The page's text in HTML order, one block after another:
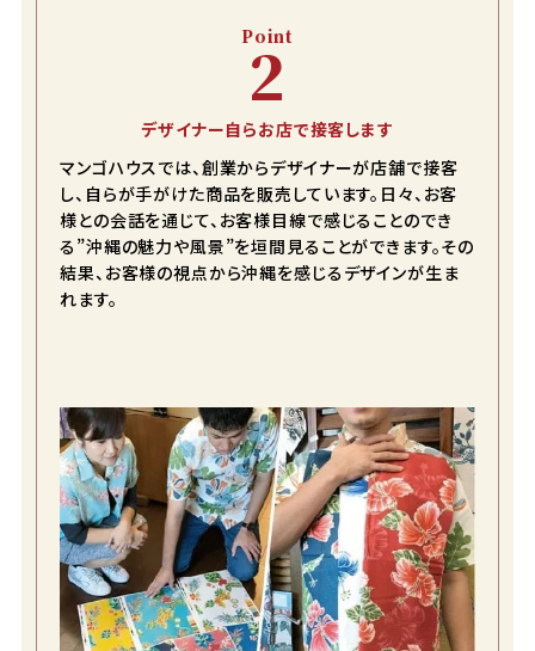
13,090 カートに入れる
在庫数 1
ターコイズブルー
S
カートに入れる
L
¥11,990
在庫数3
カートに入れる
LL
¥ 11,990
在庫数 3
カートに入れる
3L
¥11,990
在庫数2
カートに入れる
Point
2
デザイナー自らお店で接客します
マンゴハウスでは、創業からデザイナーが店舗で接客
し、自らが手がけた商品を販売しています。日々、お客
様との会話を通じて、お客様目線で感じることのでき
る”沖縄の魅力や風景”を垣間見ることができます。その
結果、お客様の視点から沖縄を感じるデザインが生ま
れます。